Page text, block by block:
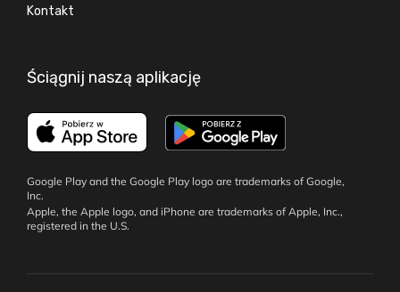
Kontakt
Ściągnij naszą aplikację
Google Play and the Google Play logo are trademarks of Google,
Inc.
Apple, the Apple logo, and iPhone are trademarks of Apple, Inc.,
registered in the U.S.